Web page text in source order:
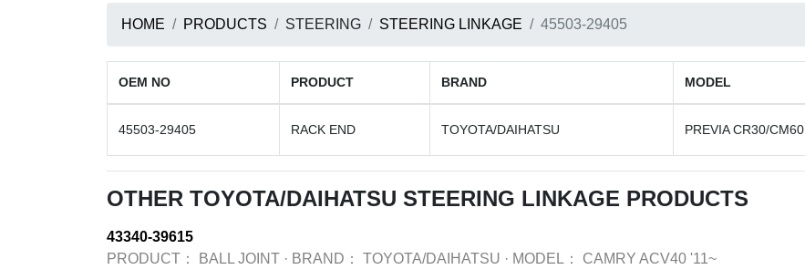
HOME PRODUCTS STEERING STEERING LINKAGE 45503-29405
OEM NO PRODUCT BRAND MODEL
45503-29405 RACK END TOYOTA/DAIHATSU PREVIA CR30/CM60
OTHER TOYOTA/DAIHATSU STEERING LINKAGE PRODUCTS
43340-39615
PRODUCT：
BALL JOINT · BRAND： TOYOTA/DAIHATSU · MODEL： CAMRY ACV40 '11~